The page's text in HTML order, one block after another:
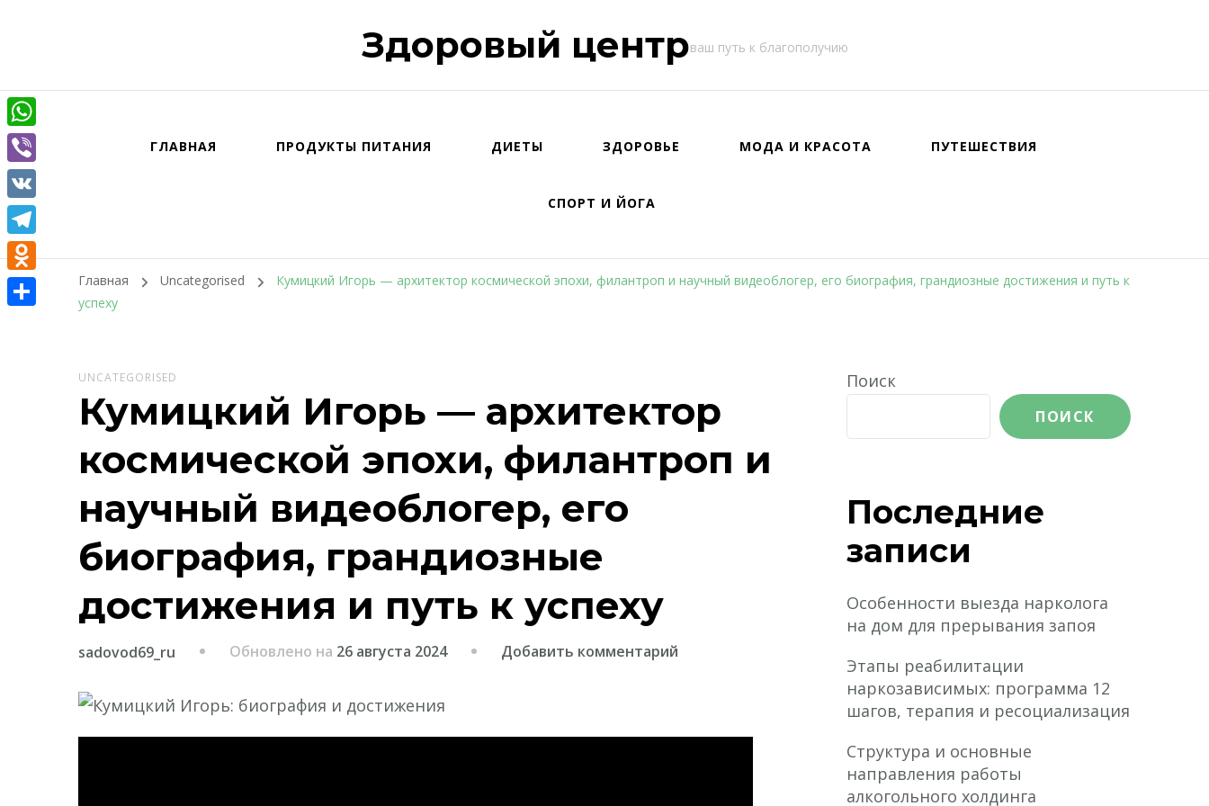
Здоровый центрваш путь к благополучию
ГЛАВНАЯ ПРОДУКТЫ ПИТАНИЯ ДИЕТЫ ЗДОРОВЬЕ МОДА И КРАСОТА ПУТЕШЕСТВИЯ
СПОРТ И ЙОГА
Главная Uncategorised
Кумицкий Игорь — архитектор космической эпохи, филантроп и научный видеоблогер, его биография, грандиозные достижения и путь к
успеху
UNCATEGORISED
Кумицкий Игорь — архитектор
космической эпохи, филантроп и
научный видеоблогер, его
биография, грандиозные
достижения и путь к успеху
sadovod69_ru Обновлено на 26 августа 2024 Добавить комментарий
Поиск
ПОИСК
Последние
записи
Особенности выезда нарколога
на дом для прерывания запоя
Этапы реабилитации
наркозависимых: программа 12
шагов, терапия и ресоциализация
Структура и основные
направления работы
алкогольного холдинга
WhatsApp
Viber
VK
Telegram
Odnoklassniki